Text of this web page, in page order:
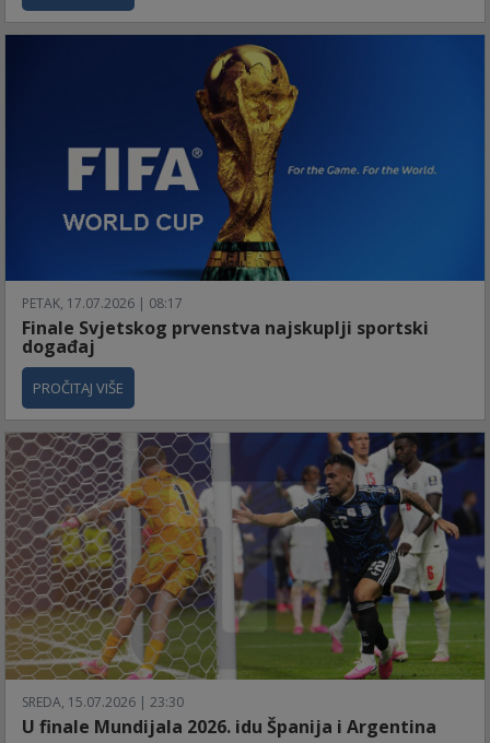
PETAK, 17.07.2026 | 08:17
Finale Svjetskog prvenstva najskuplji sportski
događaj
PROČITAJ VIŠE
SREDA, 15.07.2026 | 23:30
U finale Mundijala 2026. idu Španija i Argentina